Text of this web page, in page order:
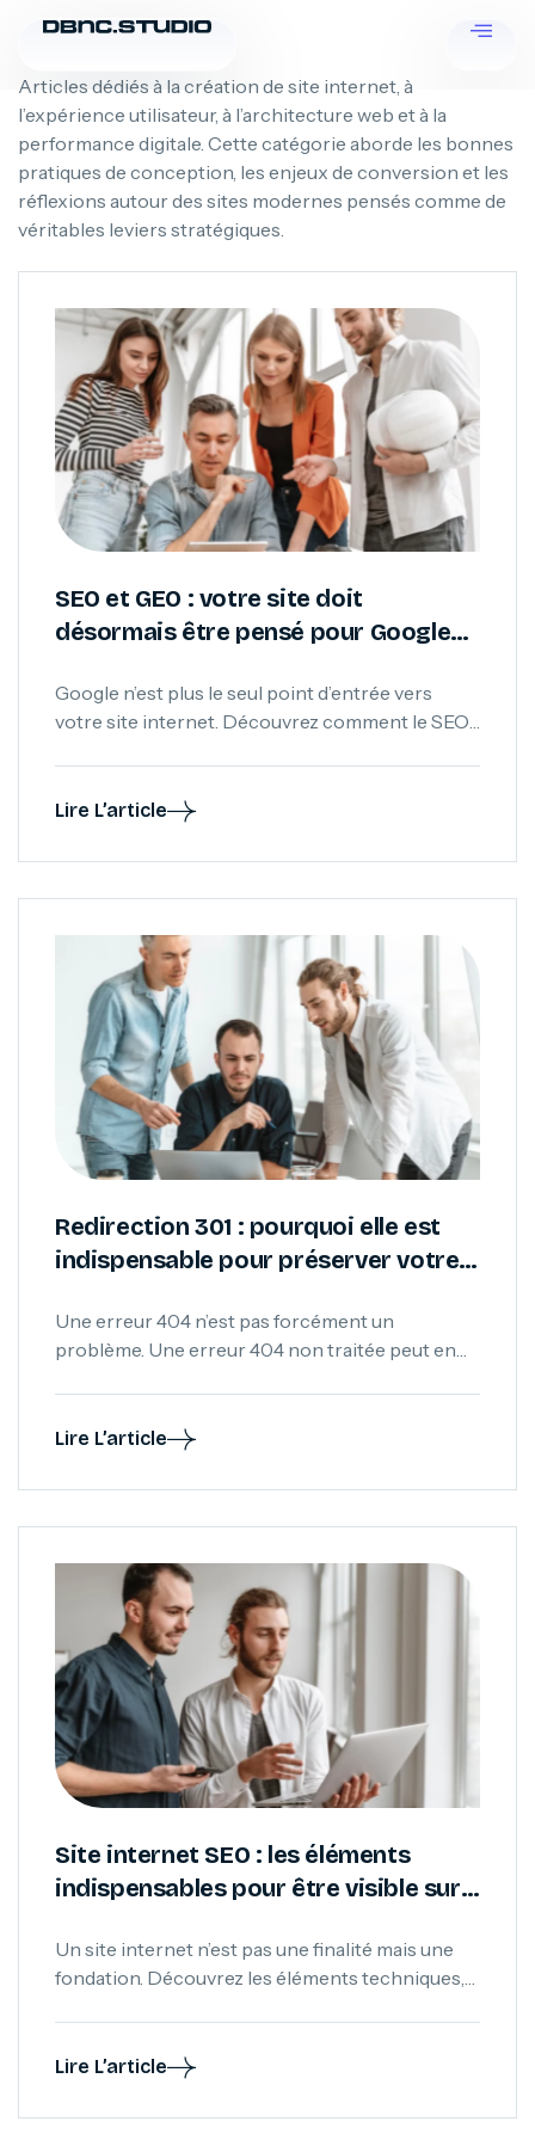
Articles dédiés à la création de site internet, à
l’expérience utilisateur, à l’architecture web et à la
performance digitale. Cette catégorie aborde les bonnes
pratiques de conception, les enjeux de conversion et les
réflexions autour des sites modernes pensés comme de
véritables leviers stratégiques.
SEO et GEO : votre site doit
désormais être pensé pour Google…
Google n’est plus le seul point d’entrée vers
votre site internet. Découvrez comment le SEO
recherche traditionnels que dans les
Gemini ou Claude.
Lire L’article
Redirection 301 : pourquoi elle est
indispensable pour préserver votre
Une erreur 404 n’est pas forcément un
problème. Une erreur 404 non traitée peut en
l’historique SEO d’un site et pourquoi elles sont
optimisation.
Lire L’article
Site internet SEO : les éléments
indispensables pour être visible sur
Un site internet n’est pas une finalité mais une
fondation. Découvrez les éléments techniques,
de visibilité sur Google.
Lire L’article